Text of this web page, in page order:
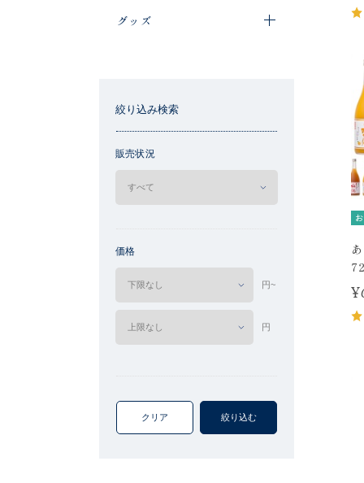
グッズ
絞り込み検索
販売状況
価格
円~
円
クリア 絞り込む